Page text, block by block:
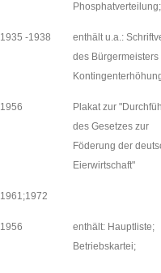
Phosphatverteilung;
1935 -1938
enthält u.a.:
des Bürgermeisters
1956
Plakat zur
des Gesetzes zur
Föderung der
Eierwirtschaft"
1961;1972
1956
enthält: Hauptliste;
Betriebskartei;